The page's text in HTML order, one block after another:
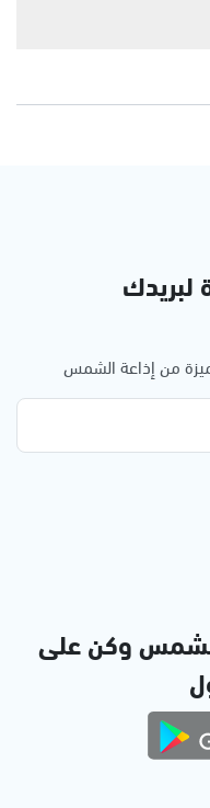
لبريدك
من إذاعة الشمس
وكن على